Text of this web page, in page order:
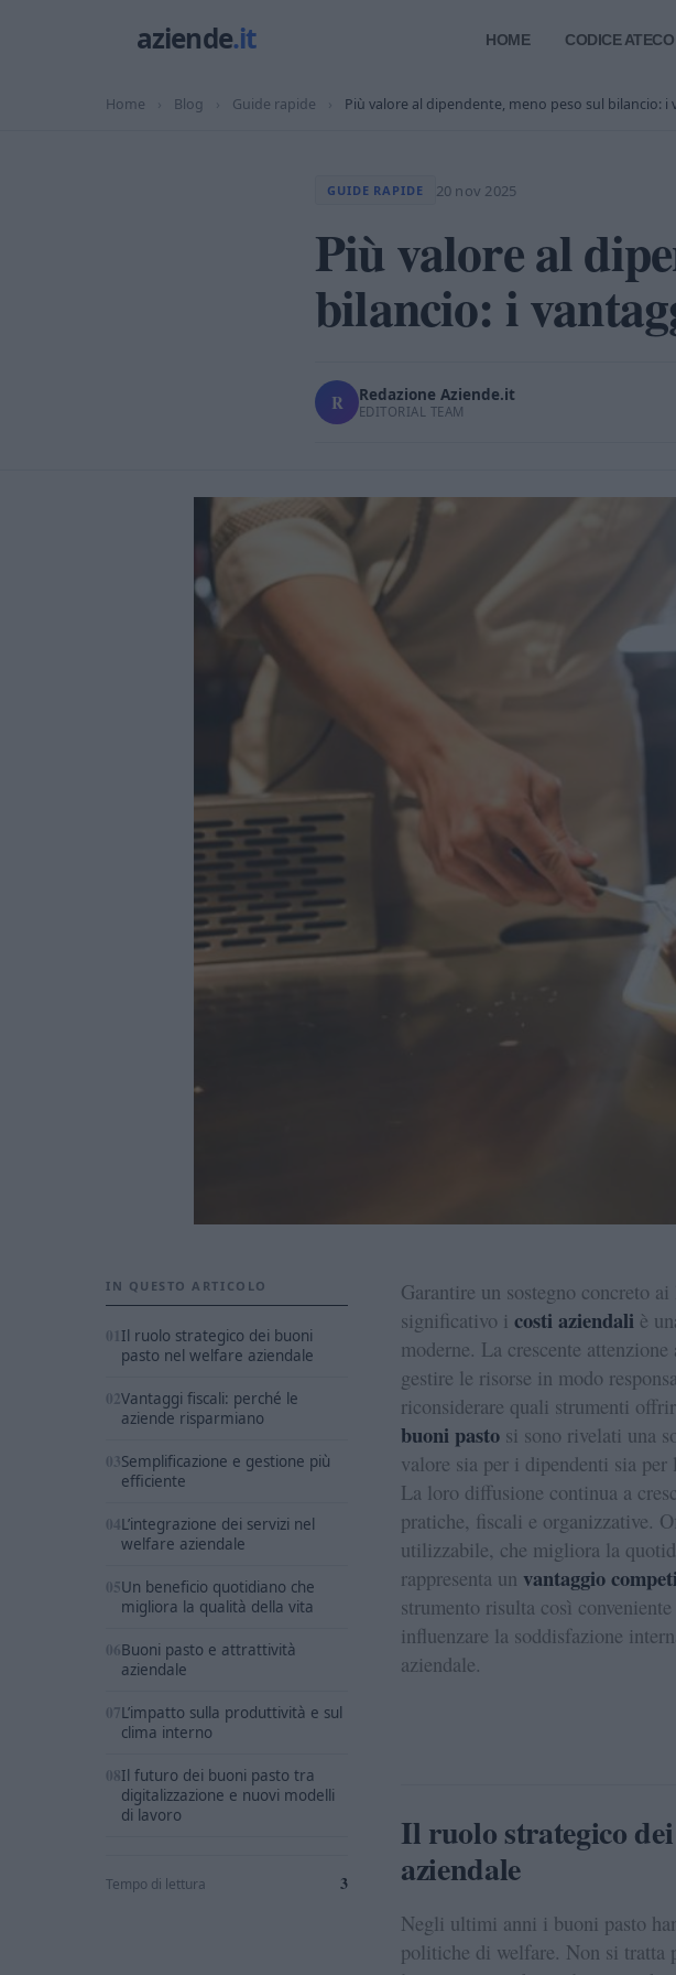
HOME CODICE ATECO
Home › Blog › Guide rapide › Più valore al dipendente, meno peso sul bilancio:
GUIDE RAPIDE 20 nov 2025
Più valore al
bilancio: i
R Redazione Aziende.it
EDITORIAL TEAM
IN QUESTO ARTICOLO
Il ruolo strategico dei buoni
pasto nel welfare aziendale
Vantaggi fiscali: perché le
aziende risparmiano
Semplificazione e gestione più
efficiente
L’integrazione dei servizi nel
welfare aziendale
Un beneficio quotidiano che
migliora la qualità della vita
Buoni pasto e attrattività
aziendale
L’impatto sulla produttività e sul
clima interno
Il futuro dei buoni pasto tra
digitalizzazione e nuovi modelli
di lavoro
Tempo di lettura 3
Garantire un sostegno concreto
significativo i costi aziendali è
moderne. La crescente attenzione
gestire le risorse in modo
riconsiderare quali strumenti
buoni pasto si sono rivelati una
valore sia per i dipendenti sia per
La loro diffusione continua a
pratiche, fiscali e organizzative.
utilizzabile, che migliora la
rappresenta un vantaggio
strumento risulta così
influenzare la soddisfazione
aziendale.
Il ruolo strategico
aziendale
Negli ultimi anni i buoni pasto
politiche di welfare. Non si tratta